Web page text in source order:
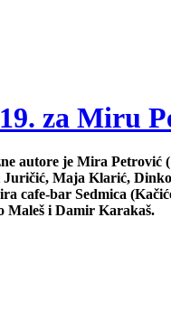
za Miru
autore je Mira Petrović
Maja Klarić,
cafe-bar Sedmica
Maleš i Damir Karakaš.